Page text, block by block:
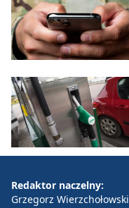
Redaktor naczelny:
Grzegorz Wierzchołowski